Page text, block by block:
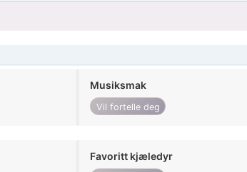
Musiksmak
Vil fortelle deg
Favoritt kjæledyr